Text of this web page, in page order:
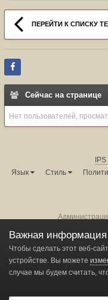
ПЕРЕЙТИ К СПИСКУ
Сейчас на странице
Нет пользователей,
Язык
Стиль
Важная информация
Чтобы сделать этот веб-
устройстве. Вы можете
случае мы будем считать,